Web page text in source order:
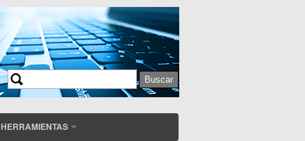
Formulario de búsqueda
Buscar
HERRAMIENTAS